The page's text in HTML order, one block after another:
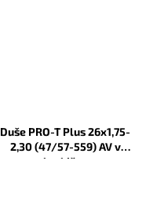
Duše PRO-T Plus 26x1,75-
2,30 (47/57-559) AV v
krabičce